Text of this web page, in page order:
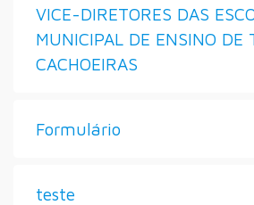
VICE-DIRETORES DAS
MUNICIPAL DE ENSINO DE
CACHOEIRAS
Formulário
teste